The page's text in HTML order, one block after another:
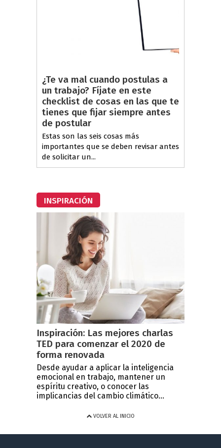
¿Te va mal cuando postulas a
un trabajo? Fíjate en este
checklist de cosas en las que te
tienes que fijar siempre antes
de postular
Estas son las seis cosas más
importantes que se deben revisar antes
de solicitar un...
INSPIRACIÓN
Inspiración: Las mejores charlas
TED para comenzar el 2020 de
forma renovada
Desde ayudar a aplicar la inteligencia
emocional en trabajo, mantener un
espíritu creativo, o conocer las
implicancias del cambio climático...
VOLVER AL INICIO